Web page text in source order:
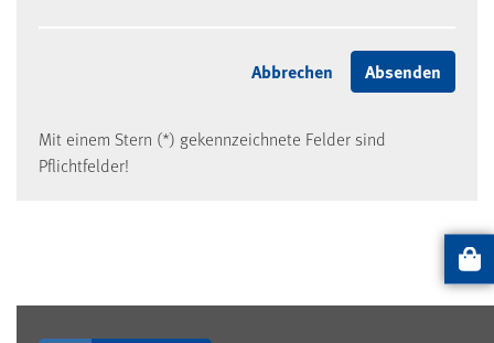
Mit einem Stern (*) gekennzeichnete Felder sind
Pflichtfelder!
Artikel